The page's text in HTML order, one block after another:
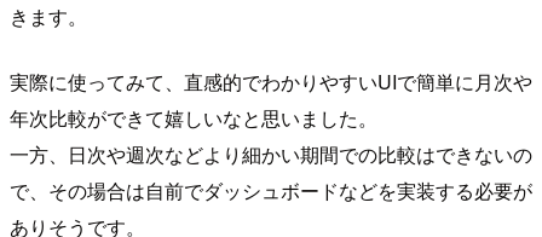
きます。
実際に使ってみて、直感的でわかりやすいUIで簡単に月次や
年次比較ができて嬉しいなと思いました。
一方、日次や週次などより細かい期間での比較はできないの
で、その場合は自前でダッシュボードなどを実装する必要が
ありそうです。